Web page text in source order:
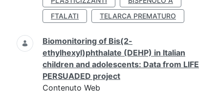
FTALATI
TELARCA PREMATURO
Biomonitoring of Bis(2-
ethylhexyl)phthalate (DEHP) in Italian
children and adolescents: Data from LIFE
PERSUADED project
Contenuto Web